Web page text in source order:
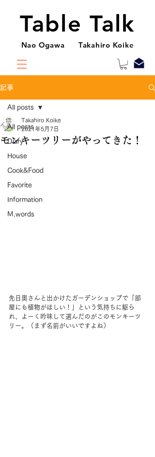
Table Talk
Nao Ogawa Takahiro Koike
記事
All posts
Diary
House
Cook&Food
Favorite
Information
M.words
All posts
モンキーツリーがやってきた！
Takahiro Koike
2021年5月7日
先日奥さんと出かけたガーデンショップで「部
屋にも植物がほしい！」という気持ちに駆ら
れ、よーく吟味して選んだのがこのモンキーツ
リー。（まず名前がいいですよね）